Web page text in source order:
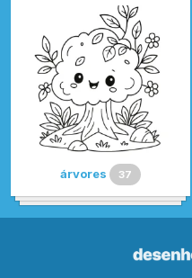
árvores 37